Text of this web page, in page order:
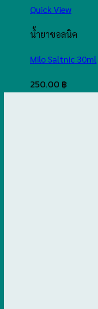
Quick View
น้ำยาซอลนิค
Milo Saltnic 30ml
250.00 ฿